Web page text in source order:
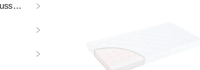
Baby Erstausstattung